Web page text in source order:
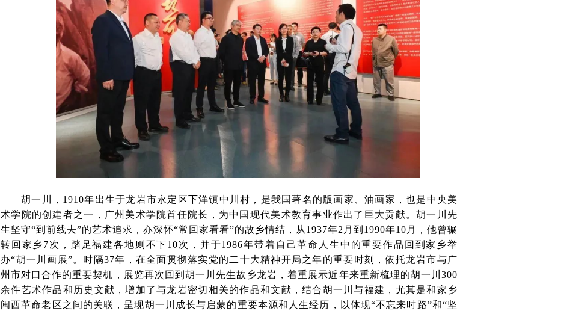
胡一川，1910年出生于龙岩市永定区下洋镇中川村，是我国著名的版画家、油画家，也是中央美
术学院的创建者之一，广州美术学院首任院长，为中国现代美术教育事业作出了巨大贡献。胡一川先
生坚守“到前线去”的艺术追求，亦深怀“常回家看看”的故乡情结，从1937年2月到1990年10月，他曾辗
转回家乡7次，踏足福建各地则不下10次，并于1986年带着自己革命人生中的重要作品回到家乡举
办“胡一川画展”。时隔37年，在全面贯彻落实党的二十大精神开局之年的重要时刻，依托龙岩市与广
州市对口合作的重要契机，展览再次回到胡一川先生故乡龙岩，着重展示近年来重新梳理的胡一川300
余件艺术作品和历史文献，增加了与龙岩密切相关的作品和文献，结合胡一川与福建，尤其是和家乡
闽西革命老区之间的关联，呈现胡一川成长与启蒙的重要本源和人生经历，以体现“不忘来时路”和“坚